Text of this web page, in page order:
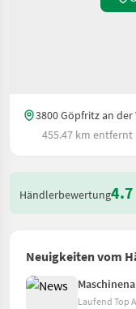
3800 Göpfritz an
455.47 km entfernt
Händlerbewertung4.7
Neuigkeiten vom
Laufend Top